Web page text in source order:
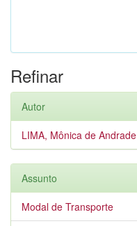
Refinar
Autor
LIMA, Mônica de Andrade
Assunto
Modal de Transporte